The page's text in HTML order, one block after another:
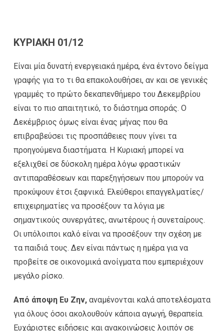
ΚΥΡΙΑΚΗ 01/12
Είναι μία δυνατή ενεργειακά ημέρα, ένα έντονο δείγμα
γραφής για το τι θα επακολουθήσει, αν και σε γενικές
γραμμές το πρώτο δεκαπενθήμερο του Δεκεμβρίου
είναι το πιο απαιτητικό, το διάστημα σποράς. Ο
Δεκέμβριος όμως είναι ένας μήνας που θα
επιβραβεύσει τις προσπάθειες πουν γίνει τα
προηγούμενα διαστήματα. Η Κυριακή μπορεί να
εξελιχθεί σε δύσκολη ημέρα λόγω φραστικών
αντιπαραθέσεων και παρεξηγήσεων που μπορούν να
προκύψουν έτσι ξαφνικά. Ελεύθεροι επαγγελματίες/
επιχειρηματίες να προσέξουν τα λόγια με
σημαντικούς συνεργάτες, ανωτέρους ή συνεταίρους.
Οι υπόλοιποι καλό είναι να προσέξουν την σχέση με
τα παιδιά τους. Δεν είναι πάντως η ημέρα για να
προβείτε σε οικονομικά ανοίγματα που εμπεριέχουν
μεγάλο ρίσκο.
Από άποψη Ευ Ζην, αναμένονται καλά αποτελέσματα
για όλους όσοι ακολουθούν κάποια αγωγή, θεραπεία.
Ευχάριστες ειδήσεις και ανακοινώσεις λοιπόν σε